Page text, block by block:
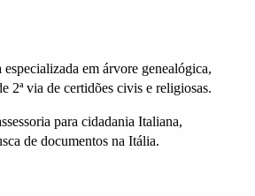
especializada em árvore genealógica,
2ª via de certidões civis e religiosas.
para cidadania Italiana,
de documentos na Itália.